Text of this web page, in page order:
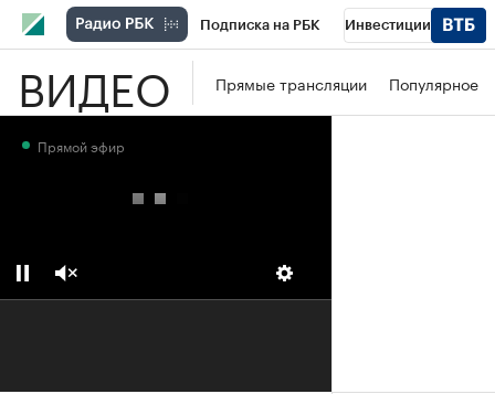
Подписка на РБК Инвестиции
ВИДЕО Прямые трансляции Популярное
Прямой эфир